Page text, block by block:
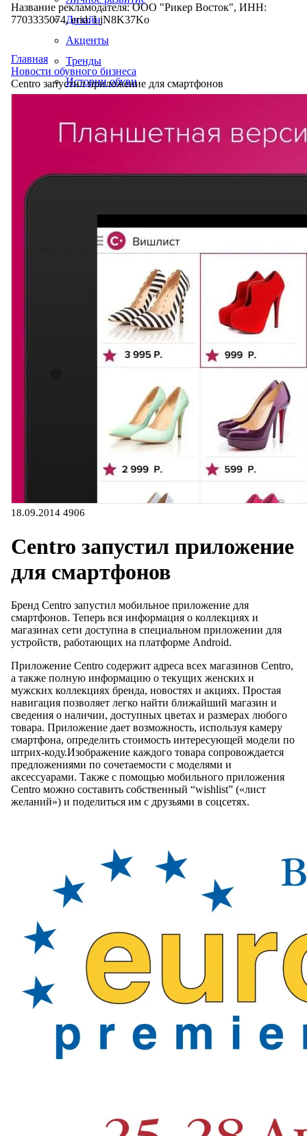
Дизайн
Акценты
Тренды
Истории обуви
Название рекламодателя: ООО "Рикер Восток", ИНН:
7703335074, erid: LjN8K37Ko
Главная
Новости обувного бизнеса
Centro запустил приложение для смартфонов
18.09.2014 4906
Centro запустил приложение
для смартфонов
Бренд Centro запустил мобильное приложение для
смартфонов. Теперь вся информация о коллекциях и
магазинах сети доступна в специальном приложении для
устройств, работающих на платформе Android.
Приложение Centro содержит адреса всех магазинов Centro,
а также полную информацию о текущих женских и
мужских коллекциях бренда, новостях и акциях. Простая
навигация позволяет легко найти ближайший магазин и
сведения о наличии, доступных цветах и размерах любого
товара. Приложение дает возможность, используя камеру
смартфона, определить стоимость интересующей модели по
штрих-коду.Изображение каждого товара сопровождается
предложениями по сочетаемости с моделями и
аксессуарами. Также с помощью мобильного приложения
Centro можно составить собственный “wishlist” («лист
желаний») и поделиться им с друзьями в соцсетях.